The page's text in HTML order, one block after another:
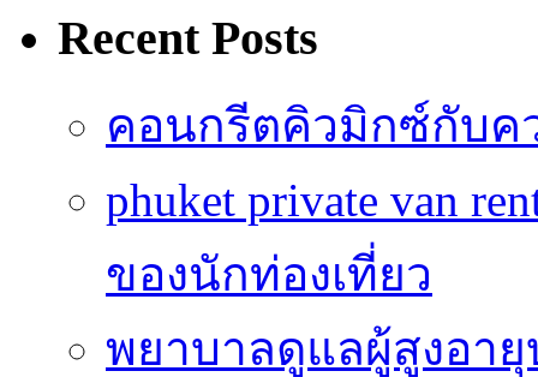
Recent Posts
คอนกรีตคิวมิกซ์กับค
phuket private van
ของนักท่องเที่ยว
พยาบาลดูแลผู้สูงอา